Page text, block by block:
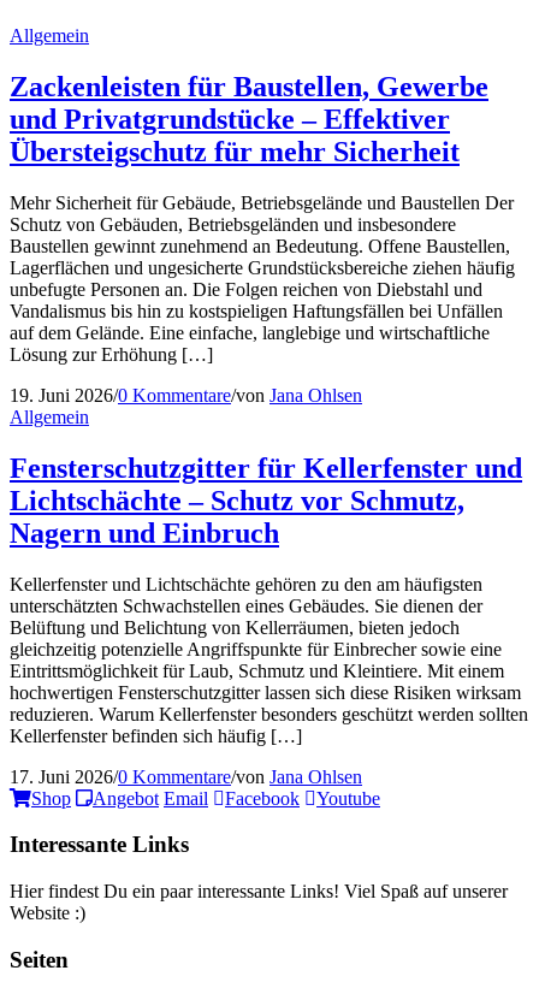
Allgemein
Zackenleisten für Baustellen, Gewerbe
und Privatgrundstücke – Effektiver
Übersteigschutz für mehr Sicherheit
Mehr Sicherheit für Gebäude, Betriebsgelände und Baustellen Der
Schutz von Gebäuden, Betriebsgeländen und insbesondere
Baustellen gewinnt zunehmend an Bedeutung. Offene Baustellen,
Lagerflächen und ungesicherte Grundstücksbereiche ziehen häufig
unbefugte Personen an. Die Folgen reichen von Diebstahl und
Vandalismus bis hin zu kostspieligen Haftungsfällen bei Unfällen
auf dem Gelände. Eine einfache, langlebige und wirtschaftliche
Lösung zur Erhöhung […]
19. Juni 2026/0 Kommentare/von Jana Ohlsen
Allgemein
Fensterschutzgitter für Kellerfenster und
Lichtschächte – Schutz vor Schmutz,
Nagern und Einbruch
Kellerfenster und Lichtschächte gehören zu den am häufigsten
unterschätzten Schwachstellen eines Gebäudes. Sie dienen der
Belüftung und Belichtung von Kellerräumen, bieten jedoch
gleichzeitig potenzielle Angriffspunkte für Einbrecher sowie eine
Eintrittsmöglichkeit für Laub, Schmutz und Kleintiere. Mit einem
hochwertigen Fensterschutzgitter lassen sich diese Risiken wirksam
reduzieren. Warum Kellerfenster besonders geschützt werden sollten
Kellerfenster befinden sich häufig […]
17. Juni 2026/0 Kommentare/von Jana Ohlsen
Shop
Angebot Email Facebook Youtube
Interessante Links
Hier findest Du ein paar interessante Links! Viel Spaß auf unserer
Website :)
Seiten